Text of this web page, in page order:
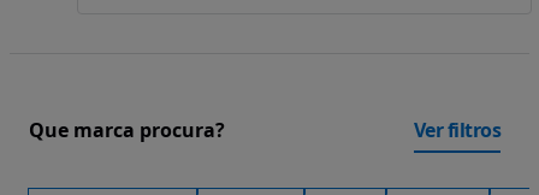
Que marca procura? Ver filtros